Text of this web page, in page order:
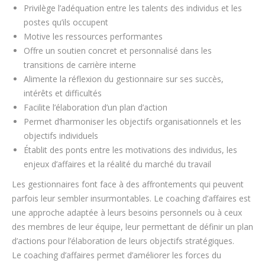
Privilège l’adéquation entre les talents des individus et les
postes qu’ils occupent
Motive les ressources performantes
Offre un soutien concret et personnalisé dans les
transitions de carrière interne
Alimente la réflexion du gestionnaire sur ses succès,
intérêts et difficultés
Facilite l’élaboration d’un plan d’action
Permet d’harmoniser les objectifs organisationnels et les
objectifs individuels
Établit des ponts entre les motivations des individus, les
enjeux d’affaires et la réalité du marché du travail
Les gestionnaires font face à des affrontements qui peuvent
parfois leur sembler insurmontables. Le coaching d’affaires est
une approche adaptée à leurs besoins personnels ou à ceux
des membres de leur équipe, leur permettant de définir un plan
d’actions pour l’élaboration de leurs objectifs stratégiques.
Le coaching d’affaires permet d’améliorer les forces du